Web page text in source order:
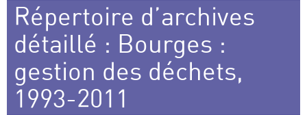
Répertoire d’archives
détaillé : Bourges :
gestion des déchets,
1993-2011